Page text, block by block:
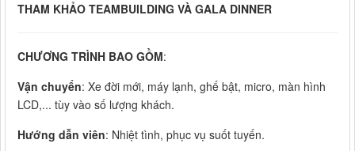
THAM KHẢO TEAMBUILDING VÀ GALA DINNER
CHƯƠNG TRÌNH BAO GỒM:
Vận chuyển: Xe đời mới, máy lạnh, ghế bật, micro, màn hình
LCD,... tùy vào số lượng khách.
Hướng dẫn viên: Nhiệt tình, phục vụ suốt tuyến.